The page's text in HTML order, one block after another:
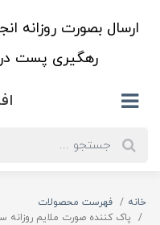
ارسال بصورت روزانه
رهگیری پست
خانه
فهرست محصولات